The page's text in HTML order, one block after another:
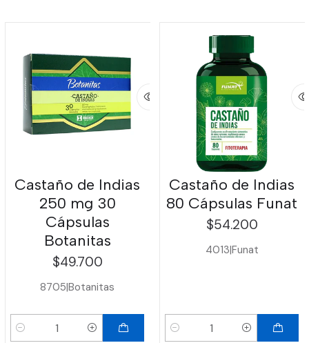
Castaño de Indias
250 mg 30
Cápsulas
Botanitas
$49.700
8705|Botanitas
Cantidad
Castaño de Indias
80 Cápsulas Funat
$54.200
4013|Funat
Cantidad